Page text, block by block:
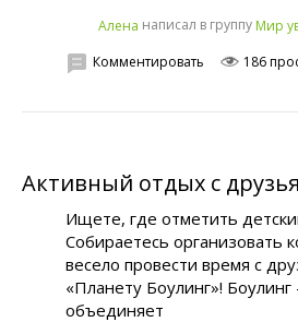
Алена написал в группу Мир
Комментировать
186
Активный отдых с
Ищете, где отметить
Собираетесь организовать
весело провести время с
«Планету Боулинг»! Боулинг
объединяет